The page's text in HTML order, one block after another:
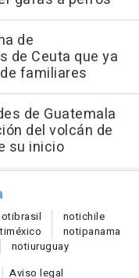
de
de Ceuta que ya
familiares
de Guatemala
del volcán de
su inicio
brasil notichile
méxico notipanama
notiuruguay
Aviso legal